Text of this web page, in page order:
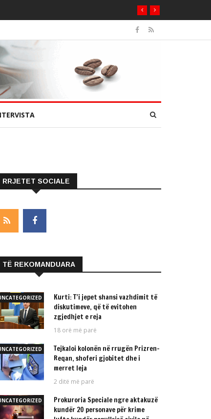
RRJETET SOCIALE
TË REKOMANDUARA
Kurti: T’i jepet shansi vazhdimit të
diskutimeve, që të evitohen
zgjedhjet e reja
18 orë më parë
Tejkaloi kolonën në rrugën Prizren-
Reqan, shoferi gjobitet dhe i
merret leja
2 ditë më parë
Prokuroria Speciale ngre aktakuzë
kundër 20 personave për krime